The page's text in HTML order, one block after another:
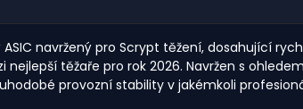
navržený pro Scrypt těžení, dosahující
nejlepší těžaře pro rok 2026. Navržen s
provozní stability v jakémkoli